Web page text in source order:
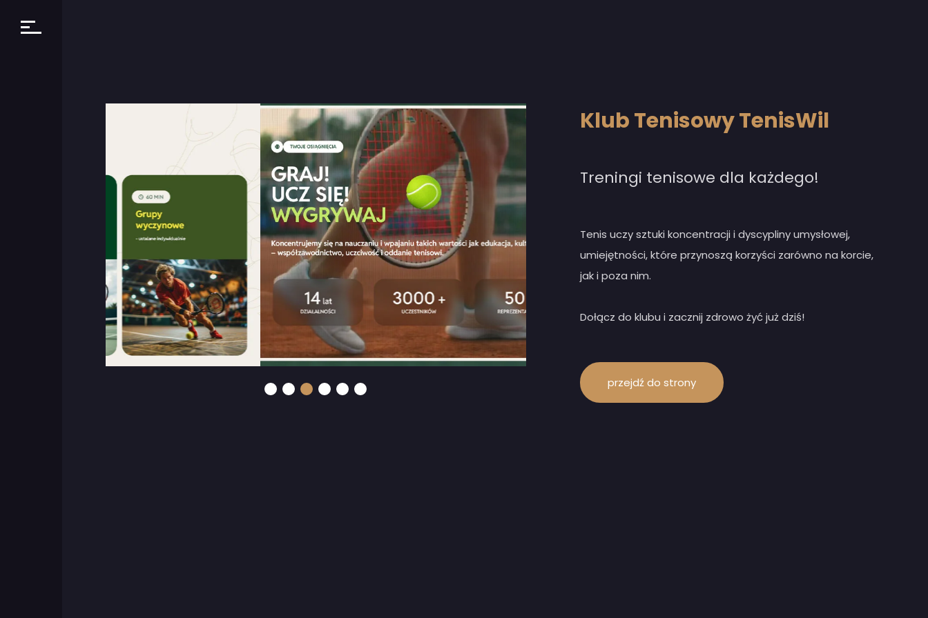
Klub Tenisowy TenisWil
Treningi tenisowe dla każdego!
Tenis uczy sztuki koncentracji i dyscypliny umysłowej,
umiejętności, które przynoszą korzyści zarówno na korcie,
jak i poza nim.
Dołącz do klubu i zacznij zdrowo żyć już dziś!
przejdź do strony